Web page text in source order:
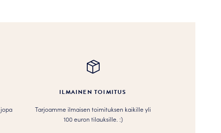
ILMAINEN TOIMITUS
Tarjoamme ilmaisen toimituksen kaikille yli
100 euron tilauksille. :­­)